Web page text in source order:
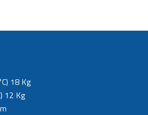
18 Kg
12 Kg